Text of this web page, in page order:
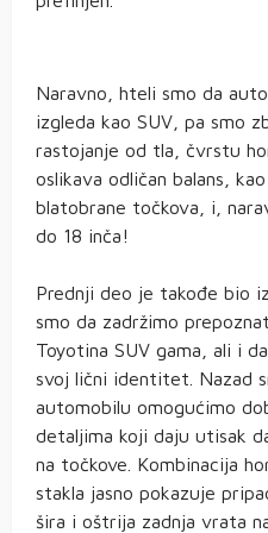
Naravno, hteli smo da
izgleda kao SUV, pa smo
rastojanje od tla, čvrstu
oslikava odličan balans,
blatobrane točkova, i,
do 18 inča!
Prednji deo je takođe bio
smo da zadržimo
Toyotina SUV gama, ali i
svoj lični identitet. Nazad
automobilu omogućimo
detaljima koji daju utisak
na točkove. Kombinacija
stakla jasno pokazuje
šira i oštrija zadnja vrata